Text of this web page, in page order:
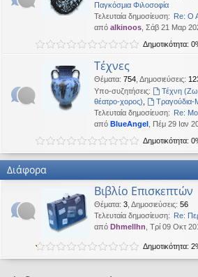
Παγκόσμια Φιλοσοφία
Τελευταία δημοσίευση: Re: Ο
από alkinoos , Σάβ 21 Μαρ
Δημοτικότητα:
Τέχνες
Θέματα: 754 Δημοσιεύσεις:
Υπο-συζητήσεις:
Τέχνη
θέατρο-χορος)
Τραγούδια-
Τελευταία δημοσίευση: Re:
από BlueAngel , Πέμ 29 Ιαν
Δημοτικότητα:
Διάφορα
Βιβλίο Επισκεπτών
Θέματα: 3 Δημοσιεύσεις: 56
Τελευταία δημοσίευση: Re:
από Dhmellhn , Τρί 09 Οκτ
Δημοτικότητα: